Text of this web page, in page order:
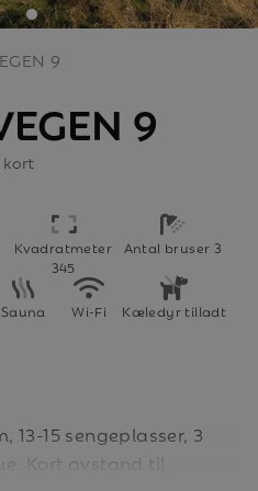
9
9
kort
Kvadratmeter
345
Antal bruser 3
Sauna Wi-Fi
Kæledyr tilladt
13-15 sengeplasser, 3
Kort avstand til